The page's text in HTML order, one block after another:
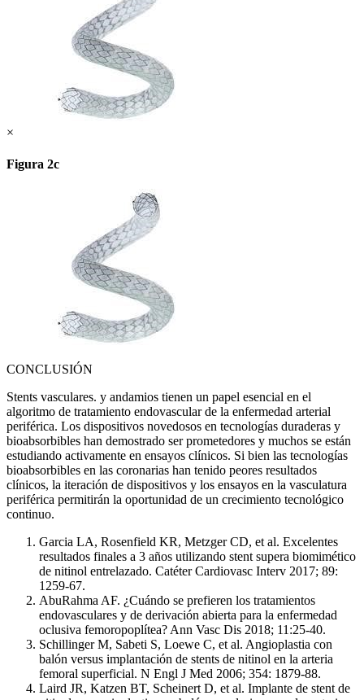
×
Figura 2c
CONCLUSIÓN
Stents vasculares. y andamios tienen un papel esencial en el
algoritmo de tratamiento endovascular de la enfermedad arterial
periférica. Los dispositivos novedosos en tecnologías duraderas y
bioabsorbibles han demostrado ser prometedores y muchos se están
estudiando activamente en ensayos clínicos. Si bien las tecnologías
bioabsorbibles en las coronarias han tenido peores resultados
clínicos, la iteración de dispositivos y los ensayos en la vasculatura
periférica permitirán la oportunidad de un crecimiento tecnológico
continuo.
Garcia LA, Rosenfield KR, Metzger CD, et al. Excelentes
resultados finales a 3 años utilizando stent supera biomimético
de nitinol entrelazado. Catéter Cardiovasc Interv 2017; 89:
1259-67.
AbuRahma AF. ¿Cuándo se prefieren los tratamientos
endovasculares y de derivación abierta para la enfermedad
oclusiva femoropoplítea? Ann Vasc Dis 2018; 11:25-40.
Schillinger M, Sabeti S, Loewe C, et al. Angioplastia con
balón versus implantación de stents de nitinol en la arteria
femoral superficial. N Engl J Med 2006; 354: 1879-88.
Laird JR, Katzen BT, Scheinert D, et al. Implante de stent de